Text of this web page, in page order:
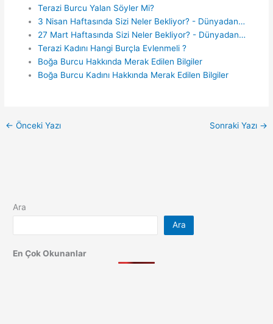
Terazi Burcu Yalan Söyler Mi?
3 Nisan Haftasında Sizi Neler Bekliyor? - Dünyadan…
27 Mart Haftasında Sizi Neler Bekliyor? - Dünyadan…
Terazi Kadını Hangi Burçla Evlenmeli ?
Boğa Burcu Hakkında Merak Edilen Bilgiler
Boğa Burcu Kadını Hakkında Merak Edilen Bilgiler
← Önceki Yazı Sonraki Yazı →
Ara
Ara
En Çok Okunanlar